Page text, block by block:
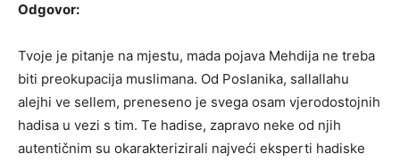
Odgovor:
Tvoje je pitanje na mjestu, mada pojava Mehdija ne treba
biti preokupacija muslimana. Od Poslanika, sallallahu
alejhi ve sellem, preneseno je svega osam vjerodostojnih
hadisa u vezi s tim. Te hadise, zapravo neke od njih
autentičnim su okarakterizirali najveći eksperti hadiske